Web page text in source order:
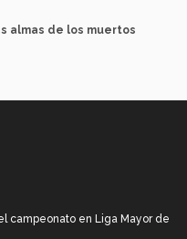
almas de los muertos
campeonato en Liga Mayor de